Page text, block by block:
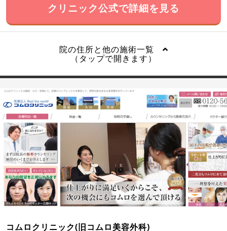
クリニック公式で詳細を見る
院の住所と他の施術一覧
（タップで開きます）
コムロクリニック(旧コムロ美容外科)